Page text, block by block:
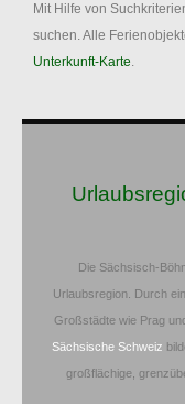
Mit Hilfe von
suchen. Alle
Unterkunft-Karte.
Die Sächsisch-
Urlaubsregion. Durch
Großstädte wie Prag
Sächsische Schweiz
großflächige,